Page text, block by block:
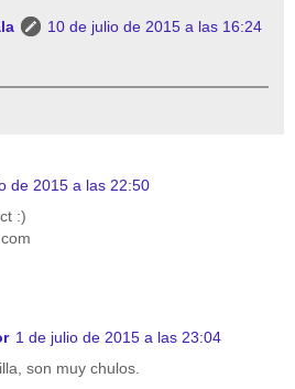
10 de julio de 2015 a las 16:24
de 2015 a las 22:50
:)
1 de julio de 2015 a las 23:04
son muy chulos.